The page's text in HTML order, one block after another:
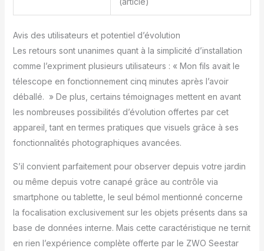
Mode EQ utilise un
est une méthode plus
précise pour suivre les
objets dans le ciel
nocturne par rapport au
mode Alt-Az standard.
Le mode Plan vous
permet de sélectionner
vous souhaitez capturer,
de configurer les
pour chacune et de
planifier quand les tirer.
Le mode mosaïque peut
assembler
automatiquement deux
images ensemble à
partir de zones
Avis des utilisateurs et potentiel d’évolution
Les retours sont unanimes quant à la simplicité d’installation
comme l’expriment plusieurs utilisateurs : « Mon fils avait le
télescope en fonctionnement cinq minutes après l’avoir
déballé. » De plus, certains témoignages mettent en avant
les nombreuses possibilités d’évolution offertes par cet
appareil, tant en termes pratiques que visuels grâce à ses
fonctionnalités photographiques avancées.
S’il convient parfaitement pour observer depuis votre jardin
ou même depuis votre canapé grâce au contrôle via
smartphone ou tablette, le seul bémol mentionné concerne
la focalisation exclusivement sur les objets présents dans sa
base de données interne. Mais cette caractéristique ne ternit
en rien l’expérience complète offerte par le ZWO Seestar